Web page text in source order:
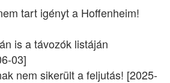
tart igényt a Hoffenheim!
is a távozók listáján
03]
nem sikerült a feljutás! [2025-